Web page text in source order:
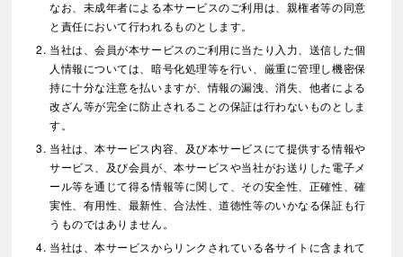
なお、未成年者による本サービスのご利用は、親権者等の同意
と責任において行われるものとします。
当社は、会員が本サービスのご利用に当たり入力、送信した個
人情報については、暗号化処理等を行い、厳重に管理し機密保
持に十分な注意を払いますが、情報の漏洩、消失、他者による
改ざん等が完全に防止されることの保証は行わないものとしま
す。
当社は、本サービス内容、及び本サービスにて提供する情報や
サービス、及び会員が、本サービスや当社がお送りした電子メ
ール等を通じて得る情報等に関して、その安全性、正確性、確
実性、有用性、最新性、合法性、道徳性等のいかなる保証も行
うものではありません。
当社は、本サービスからリンクされている各サイトに含まれて